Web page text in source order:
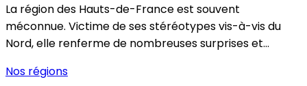
La région des Hauts-de-France est souvent
méconnue. Victime de ses stéréotypes vis-à-vis du
Nord, elle renferme de nombreuses surprises et…
Nos régions